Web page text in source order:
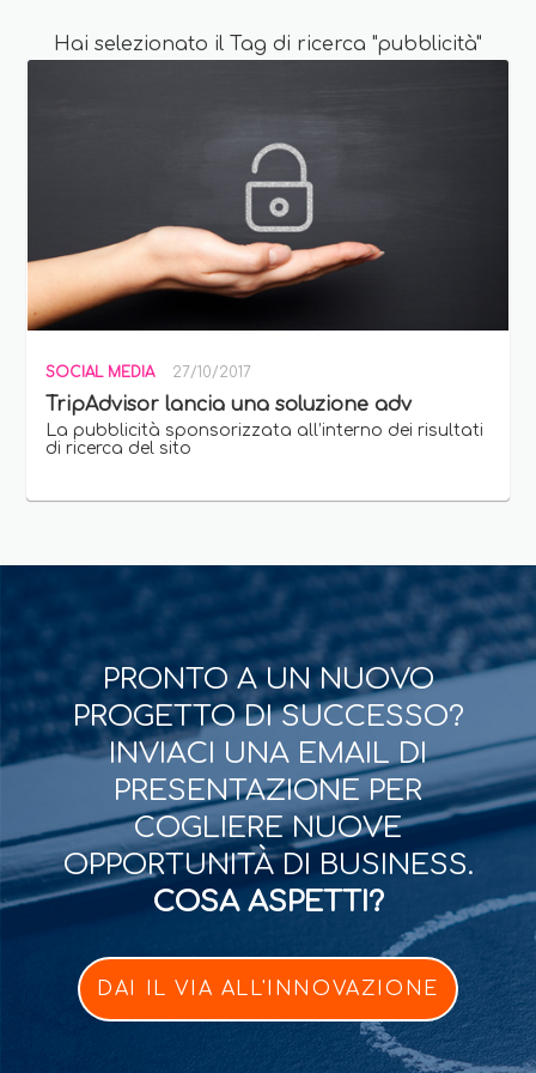
Hai selezionato il Tag di ricerca "pubblicità"
SOCIAL MEDIA 27/10/2017
TripAdvisor lancia una soluzione adv
La pubblicità sponsorizzata all’interno dei risultati
di ricerca del sito
PRONTO A UN NUOVO
PROGETTO DI SUCCESSO?
INVIACI UNA EMAIL DI
PRESENTAZIONE PER
COGLIERE NUOVE
OPPORTUNITÀ DI BUSINESS.
COSA ASPETTI?
DAI IL VIA ALL'INNOVAZIONE